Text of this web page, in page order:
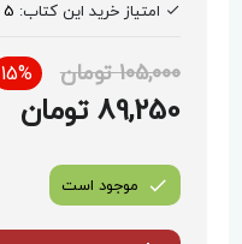
امتیاز خرید این کتاب: 5
105,000 تومان 15%
89,250 تومان
موجود است